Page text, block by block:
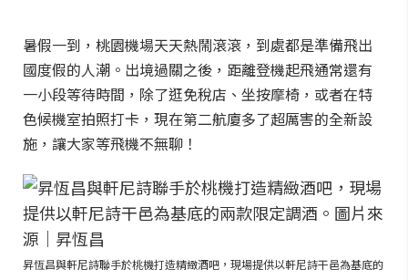
暑假一到，桃園機場天天熱鬧滾滾，到處都是準備飛出
國度假的人潮。出境過關之後，距離登機起飛通常還有
一小段等待時間，除了逛免稅店、坐按摩椅，或者在特
色候機室拍照打卡，現在第二航廈多了超厲害的全新設
施，讓大家等飛機不無聊！
昇恆昌與軒尼詩聯手於桃機打造精緻酒吧，現場提供以軒尼詩干邑為基底的